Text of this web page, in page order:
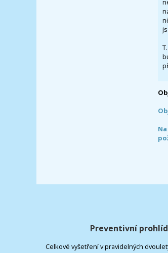
Preventivní
Celkové vyšetření v pravidelných